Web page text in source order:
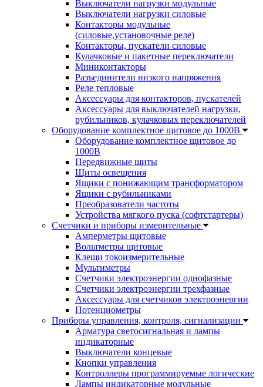
Выключатели нагрузки модульные
Выключатели нагрузки силовые
Контакторы модульные
(силовые,установочные реле)
Контакторы, пускатели силовые
Кулачковые и пакетные переключатели
Миниконтакторы
Разъединители низкого напряжения
Реле тепловые
Аксессуары для контакторов, пускателей
Аксессуары для выключателей нагрузки,
рубильников, кулачковых переключателей
Оборудование комплектное щитовое до 1000В
Оборудование комплектное щитовое до
1000В
Передвижные щиты
Щиты освещения
Ящики с понижающим трансформатором
Ящики с рубильниками
Преобразователи частоты
Устройства мягкого пуска (софтстартеры)
Счетчики и приборы измерительные
Амперметры щитовые
Вольтметры щитовые
Клещи токоизмерительные
Мультиметры
Счетчики электроэнергии однофазные
Счетчики электроэнергии трехфазные
Аксессуары для счетчиков электроэнергии
Потенциометры
Приборы управления, контроля, сигнализации
Арматура светосигнальная и лампы
индикаторные
Выключатели концевые
Кнопки управления
Контроллеры программируемые логические
Лампы индикаторные модульные